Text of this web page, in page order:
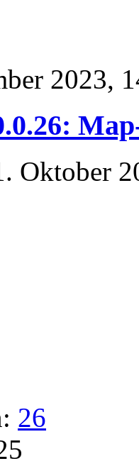
2023,
Oktober
26